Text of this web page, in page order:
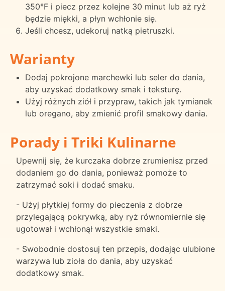
350°F i piecz przez kolejne 30 minut lub aż ryż
będzie miękki, a płyn wchłonie się.
Jeśli chcesz, udekoruj natką pietruszki.
Warianty
Dodaj pokrojone marchewki lub seler do dania,
aby uzyskać dodatkowy smak i teksturę.
Użyj różnych ziół i przypraw, takich jak tymianek
lub oregano, aby zmienić profil smakowy dania.
Porady i Triki Kulinarne
Upewnij się, że kurczaka dobrze zrumienisz przed
dodaniem go do dania, ponieważ pomoże to
zatrzymać soki i dodać smaku.
- Użyj płytkiej formy do pieczenia z dobrze
przylegającą pokrywką, aby ryż równomiernie się
ugotował i wchłonął wszystkie smaki.
- Swobodnie dostosuj ten przepis, dodając ulubione
warzywa lub zioła do dania, aby uzyskać
dodatkowy smak.